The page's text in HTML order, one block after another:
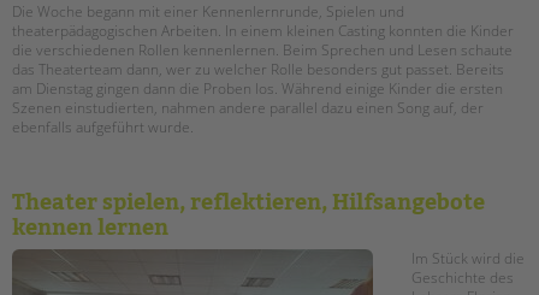
PRESSE
Magazin
KONTAKT
Hinweisgebersystem
Intranet
Die Woche begann mit einer Kennenlernrunde, Spielen und
theaterpädagogischen Arbeiten. In einem kleinen Casting konnten die Kinder
die verschiedenen Rollen kennenlernen. Beim Sprechen und Lesen schaute
das Theaterteam dann, wer zu welcher Rolle besonders gut passet. Bereits
am Dienstag gingen dann die Proben los. Während einige Kinder die ersten
Szenen einstudierten, nahmen andere parallel dazu einen Song auf, der
ebenfalls aufgeführt wurde.
Theater spielen, reflektieren, Hilfsangebote
kennen lernen
Im Stück wird die
Geschichte des